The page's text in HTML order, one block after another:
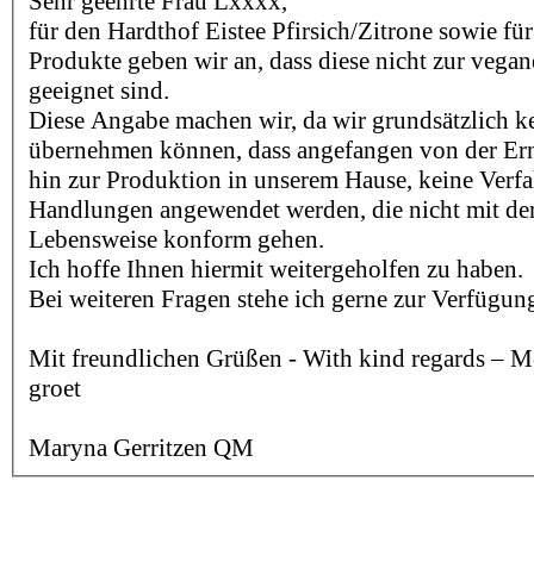
für den Hardthof Eistee Pfirsich/Zitrone sowie für
Produkte geben wir an, dass diese nicht zur
geeignet sind.
Diese Angabe machen wir, da wir grundsätzlich
übernehmen können, dass angefangen von der
hin zur Produktion in unserem Hause, keine
Handlungen angewendet werden, die nicht mit
Lebensweise konform gehen.
Ich hoffe Ihnen hiermit weitergeholfen zu haben.
Bei weiteren Fragen stehe ich gerne zur
Mit freundlichen Grüßen - With kind regards –
groet
Maryna Gerritzen QM